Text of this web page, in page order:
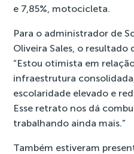
e 7,85%, motocicleta.
Para o administrador de
Oliveira Sales, o resultado
“Estou otimista em
infraestrutura
escolaridade elevado e
Esse retrato nos dá
trabalhando ainda mais.”
Também estiveram